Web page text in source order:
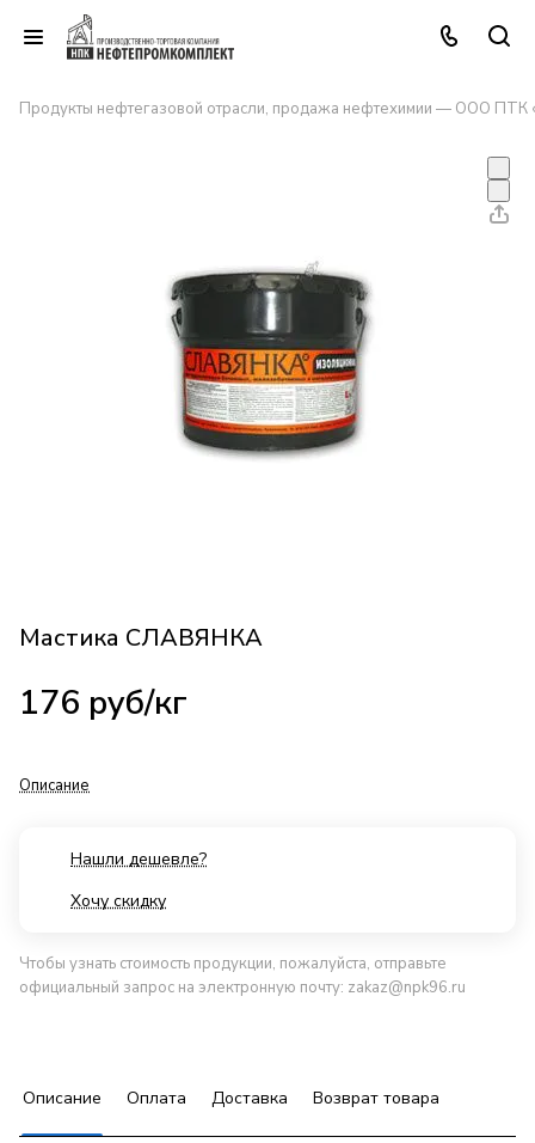
Продукты нефтегазовой отрасли, продажа нефтехимии — ООО ПТК
Мастика СЛАВЯНКА
176 руб/кг
Описание
Нашли дешевле?
Хочу скидку
Чтобы узнать стоимость продукции, пожалуйста, отправьте
официальный запрос на электронную почту: zakaz@npk96.ru
Описание Оплата Доставка Возврат товара